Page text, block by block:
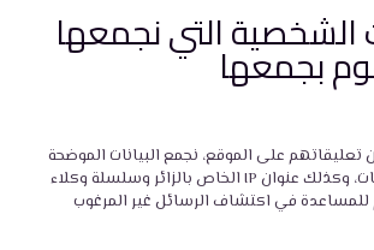
الشخصية التي نجمعها
بجمعها
تعليقاتهم على الموقع، نجمع البيانات الموضحة
في نموذج التعليقات، وكذلك عنوان IP الخاص بالزائر وسلسلة وكلاء
في اكتشاف الرسائل غير المرغوب